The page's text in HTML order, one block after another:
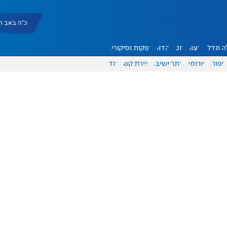
כ"ה באב תשפ"ו
ונדל"ן דעות אוכל יהדות הפקות וסיקורים
ספורט פורומים אתר ישיבה יצירת קשר עוד